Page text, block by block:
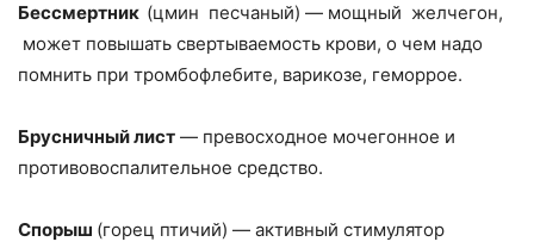
Бессмертник (цмин песчаный) — мощный желчегон,
может повышать свертываемость крови, о чем надо
помнить при тромбофлебите, варикозе, геморрое.
Брусничный лист — превосходное мочегонное и
противовоспалительное средство.
Спорыш (горец птичий) — активный стимулятор